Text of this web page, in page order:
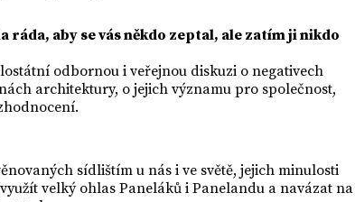
ráda, aby se vás někdo zeptal, ale zatím ji nikdo
odbornou i veřejnou diskuzi o negativech
architektury, o jejich významu pro společnost,
sídlištím u nás i ve světě, jejich minulosti
velký ohlas Paneláků i Panelandu a navázat na